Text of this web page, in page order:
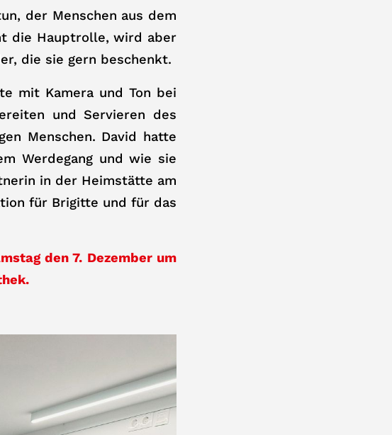
der Menschen aus dem
die Hauptrolle, wird aber
die sie gern beschenkt.
mit Kamera und Ton bei
und Servieren des
Menschen. David hatte
Werdegang und wie sie
in der Heimstätte am
für Brigitte und für das
den 7. Dezember um